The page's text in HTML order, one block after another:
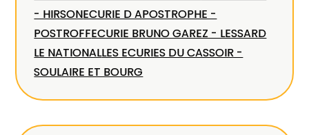
- HIRSONECURIE D APOSTROPHE -
POSTROFFECURIE BRUNO GAREZ - LESSARD
LE NATIONALLES ECURIES DU CASSOIR -
SOULAIRE ET BOURG